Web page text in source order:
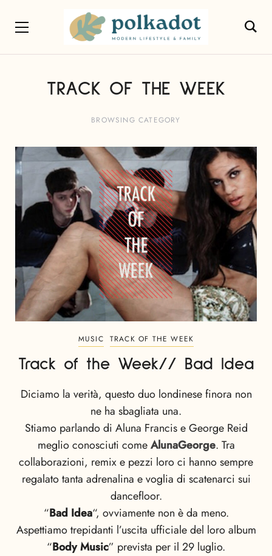
TRACK OF THE WEEK
BROWSING CATEGORY
MUSIC TRACK OF THE WEEK
Track of the Week// Bad Idea
Diciamo la verità, questo duo londinese finora non
ne ha sbagliata una.
Stiamo parlando di Aluna Francis e George Reid
meglio conosciuti comeAlunaGeorge. Tra
collaborazioni, remix e pezzi loro ci hanno sempre
regalato tanta adrenalina e voglia di scatenarci sui
dancefloor.
“Bad Idea“, ovviamente non è da meno.
Aspettiamo trepidanti l’uscita ufficiale del loro album
“Body Music” prevista per il 29 luglio.